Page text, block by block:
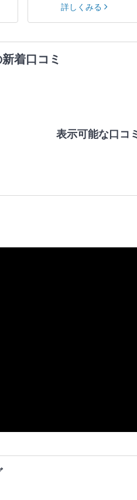
詳しくみる
着口コミ
表示可能な口コ